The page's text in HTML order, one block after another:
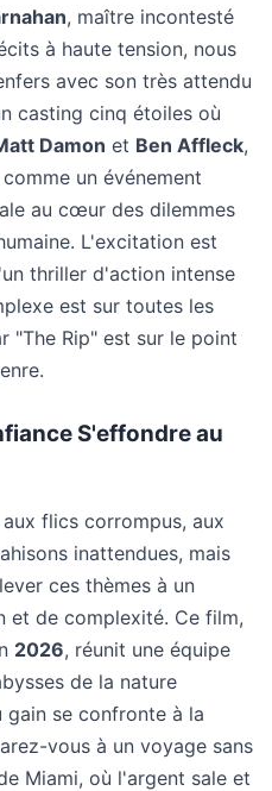
, maître incontesté
à haute tension, nous
avec son très attendu
casting cinq étoiles où
Damon et Ben Affleck,
un événement
au cœur des dilemmes
L'excitation est
thriller d'action intense
est sur toutes les
"The Rip" est sur le point
S'effondre au
flics corrompus, aux
inattendues, mais
ces thèmes à un
et de complexité. Ce film,
2026, réunit une équipe
de la nature
gain se confronte à la
vous à un voyage sans
Miami, où l'argent sale et